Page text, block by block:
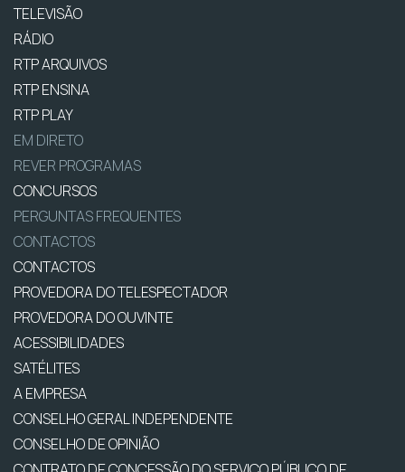
TELEVISÃO
RÁDIO
RTP ARQUIVOS
RTP ENSINA
RTP PLAY
EM DIRETO
REVER PROGRAMAS
CONCURSOS
PERGUNTAS FREQUENTES
CONTACTOS
CONTACTOS
PROVEDORA DO TELESPECTADOR
PROVEDORA DO OUVINTE
ACESSIBILIDADES
SATÉLITES
A EMPRESA
CONSELHO GERAL INDEPENDENTE
CONSELHO DE OPINIÃO